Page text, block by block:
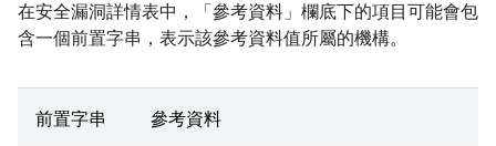
在安全漏洞詳情表中，「參考資料」 欄底下的項目可能會包
含一個前置字串，表示該參考資料值所屬的機構。
前置字串 參考資料